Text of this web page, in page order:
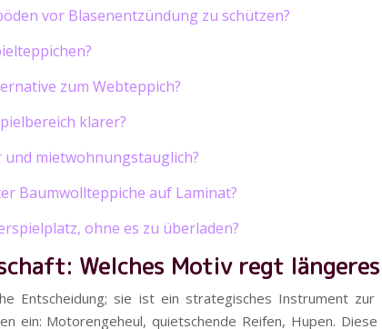
vor Blasenentzündung zu schützen?
zum Webteppich?
klarer?
mietwohnungstauglich?
Baumwollteppiche auf Laminat?
ohne es zu überladen?
Welches Motiv regt
Entscheidung; sie ist ein strategisches Instrument zur
ein: Motorengeheul, quietschende Reifen, Hupen.